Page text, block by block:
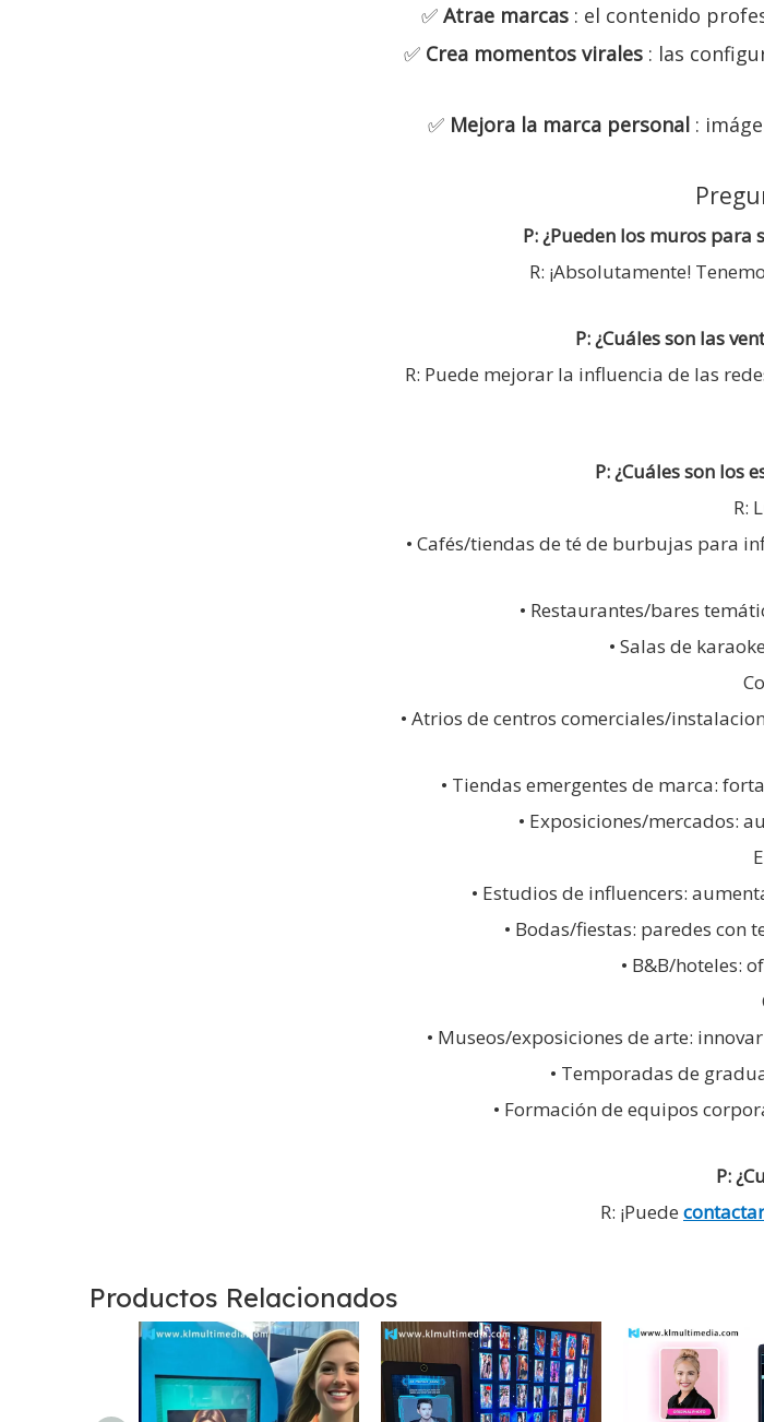
✅ Atrae marcas : el contenido
✅ Crea momentos virales : las
✅ Mejora la marca personal :
P: ¿Pueden los muros
R: ¡Absolutamente!
P: ¿Cuáles son las
R: Puede mejorar la influencia de las
P: ¿Cuáles son los
R:
• Cafés/tiendas de té de burbujas para
• Restaurantes/bares
• Salas de
• Atrios de centros comerciales/
• Tiendas emergentes de marca:
• Exposiciones/mercados:
• Estudios de influencers:
• Bodas/fiestas: paredes
• B&B/hoteles:
• Museos/exposiciones de arte:
• Temporadas de
• Formación de equipos
P:
R: ¡Puede
Productos Relacionados